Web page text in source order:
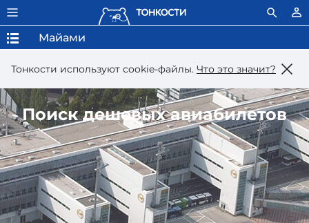
Тонкости используют сookie-файлы. Что это значит?
Майами
Поиск дешевых авиабилетов